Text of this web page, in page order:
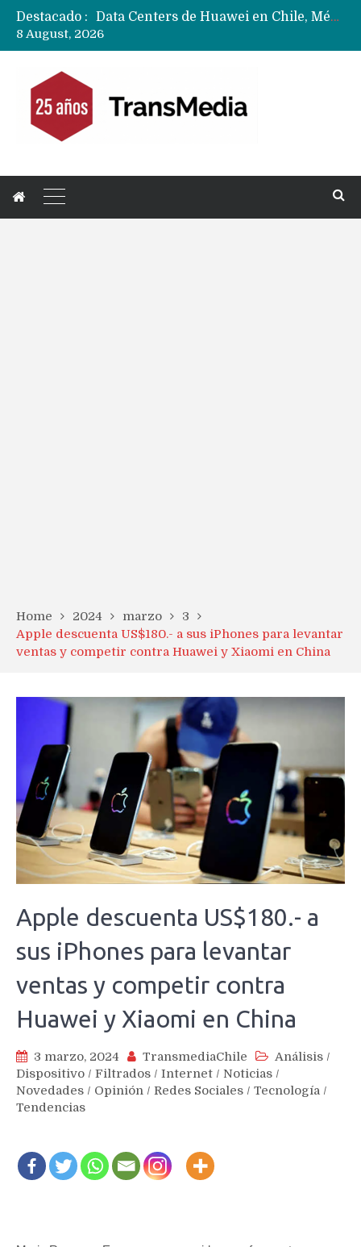
Destacado :
Data Centers de Huawei en Chile, México, Brasil,Perú y Argentina podrían verse afectados por arremetida de EE.UU
8 August, 2026
Home 2024 marzo
3
Apple descuenta US$180.- a sus iPhones para levantar
ventas y competir contra Huawei y Xiaomi en China
Apple descuenta US$180.- a
sus iPhones para levantar
ventas y competir contra
Huawei y Xiaomi en China
3 marzo, 2024 TransmediaChile Análisis /
Dispositivo / Filtrados / Internet / Noticias /
Novedades / Opinión / Redes Sociales / Tecnología /
Tendencias